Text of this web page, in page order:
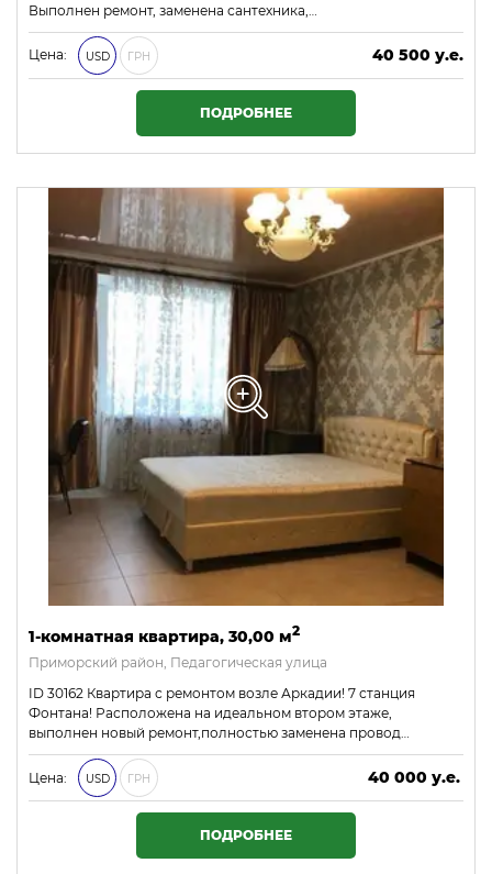
Выполнен ремонт, заменена сантехника,…
Цена: USD ГРН
40 500 у.е.
1 741 500 ₴
ПОДРОБНЕЕ
1-комнатная квартира, 30,00 м2
Приморский район, Педагогическая улица
ID 30162 Квартира с ремонтом возле Аркадии! 7 станция
Фонтана! Расположена на идеальном втором этаже,
выполнен новый ремонт,полностью заменена провод…
Цена: USD ГРН
40 000 у.е.
1 720 000 ₴
ПОДРОБНЕЕ